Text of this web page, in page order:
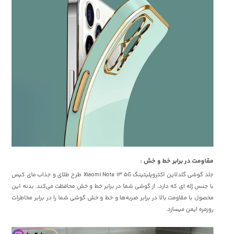
مقاومت در برابر خط و خش :
جلد گوشی گلدلاین اکتروپلیتینگ Xiaomi Note 13 5G طرح طلای و جذاب مای کیس
با جنس ژله ای که دارد، از گوشی شما در برابر خط و خش محافظت می‌کند. بدنه این
محصول با مقاومت بالا در برابر ضربه‌ها و خط و خش‌ گوشی شما را در برابر مخاطرات
روزمره ایمن میسازد.